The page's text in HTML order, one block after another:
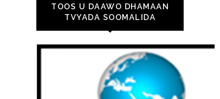
TOOS U DAAWO DHAMAAN
TVYADA SOOMALIDA